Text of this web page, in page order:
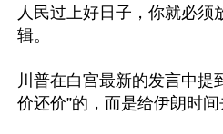
人民过上好日子，你就必须
辑。
川普在白宫最新的发言中提
价还价”的，而是给伊朗时间